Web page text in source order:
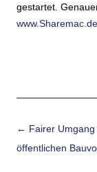
gestartet.
www.Sharemac.de
Beitrags-
← Fairer Umgang
öffentlichen